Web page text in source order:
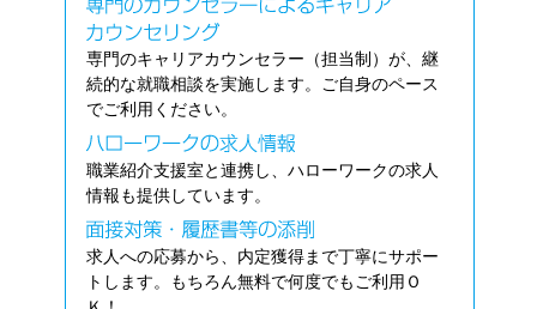
専門のキャリアカウンセラー（担当制）が、継
続的な就職相談を実施します。ご自身のペース
でご利用ください。
職業紹介支援室と連携し、ハローワークの求人
情報も提供しています。
求人への応募から、内定獲得まで丁寧にサポー
トします。もちろん無料で何度でもご利用Ｏ